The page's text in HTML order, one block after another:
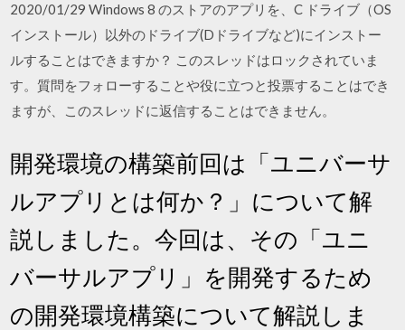
2020/01/29 Windows 8 のストアのアプリを、C ドライブ（OS
インストール）以外のドライブ(Dドライブなど)にインストー
ルすることはできますか？ このスレッドはロックされていま
す。質問をフォローすることや役に立つと投票することはでき
ますが、このスレッドに返信することはできません。
開発環境の構築前回は「ユニバーサ
ルアプリとは何か？」について解
説しました。今回は、その「ユニ
バーサルアプリ」を開発するため
の開発環境構築について解説しま